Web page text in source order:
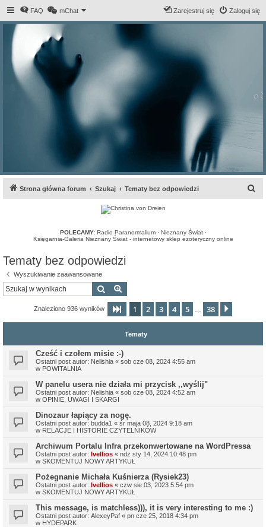
FAQ mChat Zaloguj się
Zarejestruj się
Strona główna forum Szukaj Tematy bez odpowiedzi
POLECAMY: Radio Paranormalium· Nieznany Świat·
Księgarnia-Galeria Nieznany Świat - internetowy sklep ezoteryczny online
Tematy bez odpowiedzi
Wyszukiwanie zaawansowane
Szukaj
Znaleziono 936 wyników Strona z38
1 2 3 4 5 38
Tematy
Cześć i czołem misie :-)
Ostatni post autor: Nelishia « sob cze 08, 2024 4:55 am
w POWITALNIA
W panelu usera nie działa mi przycisk ,,wyślij"
Ostatni post autor: Nelishia « sob cze 08, 2024 4:52 am
w OPINIE, UWAGI I SKARGI
Dinozaur łapiący za nogę.
Ostatni post autor: budda1 « śr maja 08, 2024 9:18 am
w RELACJE I HISTORIE CZYTELNIKÓW
Archiwum Portalu Infra przekonwertowane na WordPressa
Ostatni post autor: Ivellios « ndz sty 14, 2024 10:48 pm
w SKOMENTUJ NOWY ARTYKUŁ
Pożegnanie Michała Kuśnierza (Rysiek23)
Ostatni post autor: Ivellios « czw sie 03, 2023 5:54 pm
w SKOMENTUJ NOWY ARTYKUŁ
This message, is matchless))), it is very interesting to me :)
Ostatni post autor: AlexeyPaf « pn cze 25, 2018 4:34 pm
w HYDEPARK